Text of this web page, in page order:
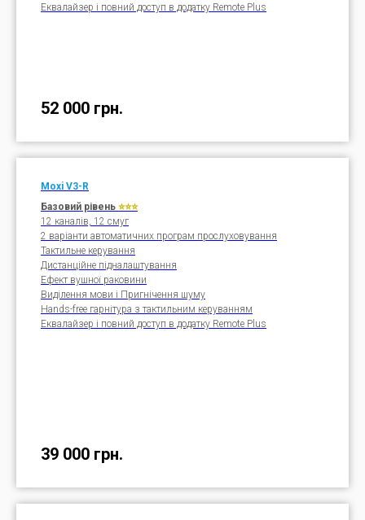
Еквалайзер і повний доступ в додатку Remote Plus
52 000 грн.
Moxi V3- R
Базовий рівень ⭐⭐⭐
12 каналів, 12 смуг
2 варіанти автоматичних програм прослуховування
Тактильне керування
Дистанційне підналаштування
Ефект вушної раковини
Виділення мови і Пригнічення шуму
Hands-free гарнітура з тактильним керуванням
Еквалайзер і повний доступ в додатку Remote Plus
39 000 грн.